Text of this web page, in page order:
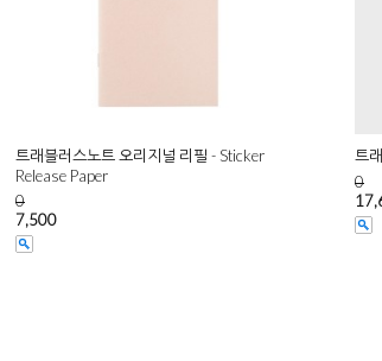
트래블러스노트 오리지널 리필 - Sticker
Release Paper
0
7,500
트
0